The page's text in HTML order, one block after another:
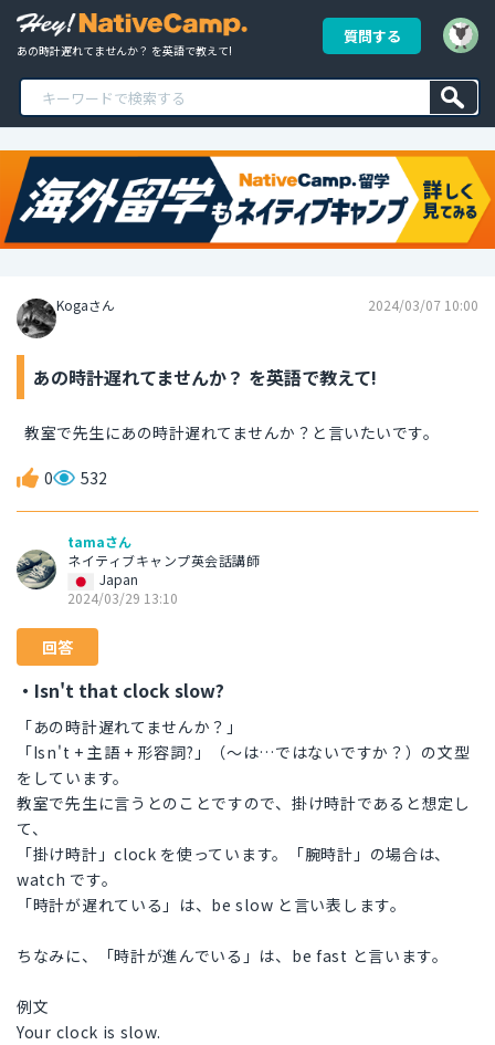
あの時計遅れてませんか？ を英語で教えて!
質問する
Kogaさん 2024/03/07 10:00
あの時計遅れてませんか？ を英語で教えて!
教室で先生にあの時計遅れてませんか？と言いたいです。
0 532
tamaさん
ネイティブキャンプ英会話講師
Japan
2024/03/29 13:10
回答
・Isn't that clock slow?
「あの時計遅れてませんか？」
「Isn't + 主語 + 形容詞?」（～は…ではないですか？）の文型
をしています。
教室で先生に言うとのことですので、掛け時計であると想定し
て、
「掛け時計」clock を使っています。「腕時計」の場合は、
watch です。
「時計が遅れている」は、be slow と言い表します。
ちなみに、「時計が進んでいる」は、be fast と言います。
例文
Your clock is slow.